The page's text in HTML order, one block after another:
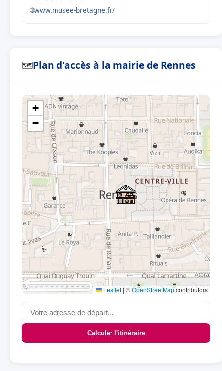
🌐www.musee-bretagne.fr/
🗺Plan d'accès à la mairie de Rennes
+
−
Leaflet | ©OpenStreetMapcontributors
Calculer l'itinéraire